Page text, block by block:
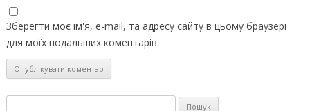
Зберегти моє ім'я, e-mail, та адресу сайту в цьому браузері
для моїх подальших коментарів.